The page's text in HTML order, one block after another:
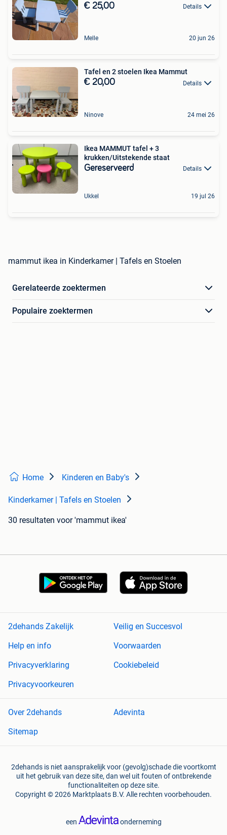
€ 25,00 Details
Melle 20 jun 26
Tafel en 2 stoelen Ikea Mammut
€ 20,00 Details
Ninove 24 mei 26
Ikea MAMMUT tafel + 3
krukken/Uitstekende staat
Gereserveerd Details
Ukkel 19 jul 26
mammut ikea in Kinderkamer | Tafels en Stoelen
Gerelateerde zoektermen
Populaire zoektermen
Home Kinderen en Baby's
Kinderkamer | Tafels en Stoelen
30 resultaten voor 'mammut ikea'
2dehands Zakelijk
Veilig en Succesvol
Help en info
Voorwaarden
Privacyverklaring
Cookiebeleid
Privacyvoorkeuren
Over 2dehands
Adevinta
Sitemap
2dehands is niet aansprakelijk voor (gevolg)schade die voortkomt
uit het gebruik van deze site, dan wel uit fouten of ontbrekende
functionaliteiten op deze site.
Copyright © 2026 Marktplaats B.V. Alle rechten voorbehouden.
een onderneming